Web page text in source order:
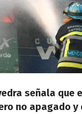
señala que
no apagado y